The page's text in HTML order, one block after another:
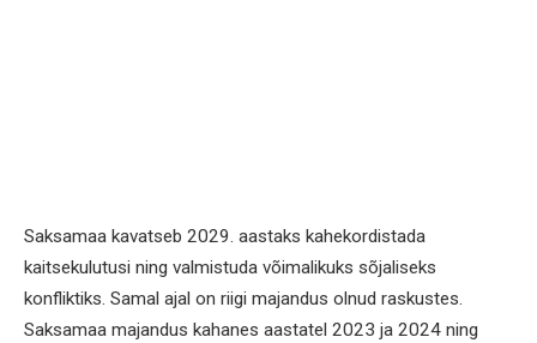
Saksamaa kavatseb 2029. aastaks kahekordistada
kaitsekulutusi ning valmistuda võimalikuks sõjaliseks
konfliktiks. Samal ajal on riigi majandus olnud raskustes.
Saksamaa majandus kahanes aastatel 2023 ja 2024 ning